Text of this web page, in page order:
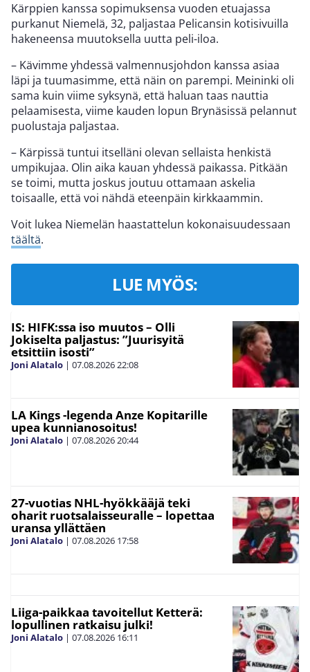
Kärppien kanssa sopimuksensa vuoden etuajassa
purkanut Niemelä, 32, paljastaa Pelicansin kotisivuilla
hakeneensa muutoksella uutta peli-iloa.
– Kävimme yhdessä valmennusjohdon kanssa asiaa
läpi ja tuumasimme, että näin on parempi. Meininki oli
sama kuin viime syksynä, että haluan taas nauttia
pelaamisesta, viime kauden lopun Brynäsissä pelannut
puolustaja paljastaa.
– Kärpissä tuntui itselläni olevan sellaista henkistä
umpikujaa. Olin aika kauan yhdessä paikassa. Pitkään
se toimi, mutta joskus joutuu ottamaan askelia
toisaalle, että voi nähdä eteenpäin kirkkaammin.
Voit lukea Niemelän haastattelun kokonaisuudessaan
täältä.
LUE MYÖS:
IS: HIFK:ssa iso muutos – Olli
Jokiselta paljastus: ”Juurisyitä
etsittiin isosti”
Joni Alatalo | 07.08.202622:08
LA Kings -legenda Anze Kopitarille
upea kunnianosoitus!
Joni Alatalo | 07.08.202620:44
27-vuotias NHL-hyökkääjä teki
oharit ruotsalaisseuralle – lopettaa
uransa yllättäen
Joni Alatalo | 07.08.2026 17:58
Liiga-paikkaa tavoitellut Ketterä:
lopullinen ratkaisu julki!
Joni Alatalo | 07.08.2026 16:11